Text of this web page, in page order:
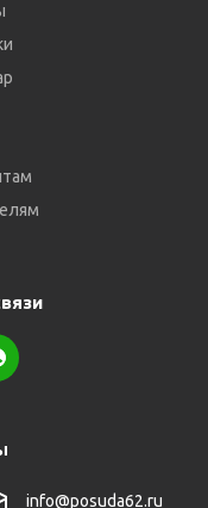
info@posuda62.ru